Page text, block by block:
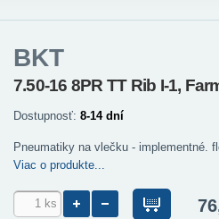
BKT
7.50-16 8PR TT Rib I-1,
Dostupnosť: 8-14 dní
Pneumatiky na vlečku - implementné.
Viac o produkte...